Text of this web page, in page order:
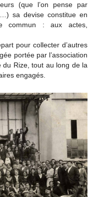
(que l’on pense par
sa devise constitue en
commun : aux actes,
pour collecter d’autres
portée par l’association
Rize, tout au long de la
engagés.